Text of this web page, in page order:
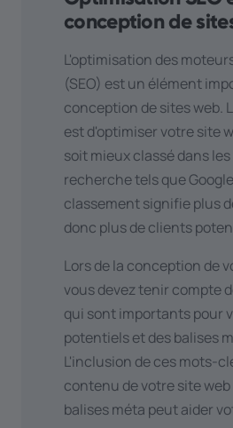
conception de
L'optimisation des
(SEO) est un élément
conception de sites web.
est d'optimiser votre site
soit mieux classé dans
recherche tels que
classement signifie plus
donc plus de clients
Lors de la conception de
vous devez tenir compte
qui sont importants pour
potentiels et des balises
L'inclusion de ces mots-
contenu de votre site
balises méta peut aider
diffuser des
des plateformes
Adsou lesréseaux
générer davantage
votre site web.
Guest blogging :
pour d'autres sites
liens vers votre
Collaborations :
d'autres sites web
votre portée.
Optimisez les
chargement: Des
chargement
l'expérience
SEO de votre site,
traduire par une